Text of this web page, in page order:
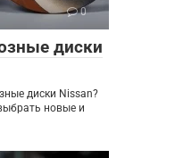
0
диски
диски Nissan?
новые и